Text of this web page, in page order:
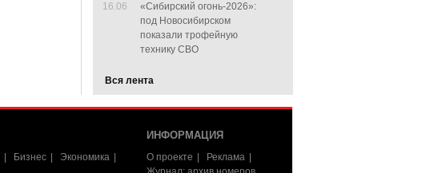
16.06
«Сибирский огонь-2026»:
под Новосибирском
показали трофейную
технику СВО
Вся лента
Бизнес
Экономика
ИНФОРМАЦИЯ
О проекте
Реклама